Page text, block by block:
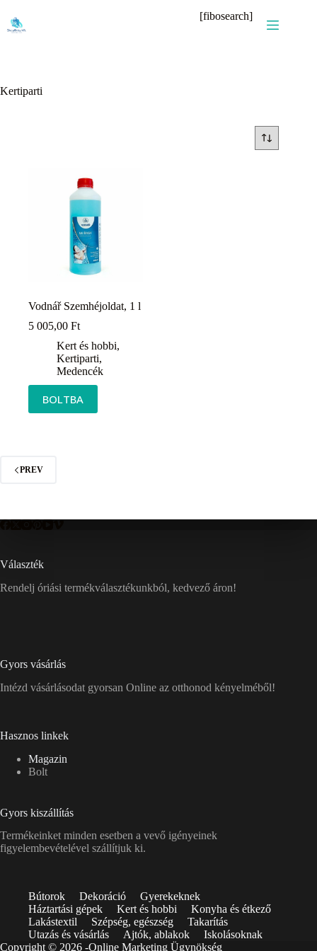
content
[fibosearch]
Kertiparti
Vodnář Szemhéjoldat, 1 l
5 005,00 Ft
Kert és hobbi,
Kertiparti,
Medencék
BOLTBA
PREV
Választék
Rendelj óriási termékválasztékunkból, kedvező áron!
Gyors vásárlás
Intézd vásárlásodat gyorsan Online az otthonod kényelméből!
Hasznos linkek
Magazin
Bolt
Gyors kiszállítás
Termékeinket minden esetben a vevő igényeinek
figyelembevételével szállítjuk ki.
Bútorok Dekoráció
Gyerekeknek
Háztartási gépek
Kert és hobbi
Konyha és étkező
Lakástextil
Szépség, egészség
Takarítás
Utazás és vásárlás
Ajtók, ablakok
Iskolásoknak
Copyright © 2026 -Online Marketing Ügynökség